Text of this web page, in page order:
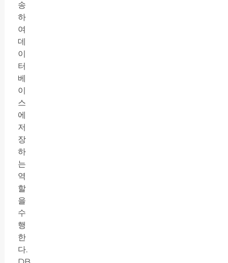
송
하
여
데
이
터
베
이
스
에
저
장
하
는
역
할
을
수
행
한
다.